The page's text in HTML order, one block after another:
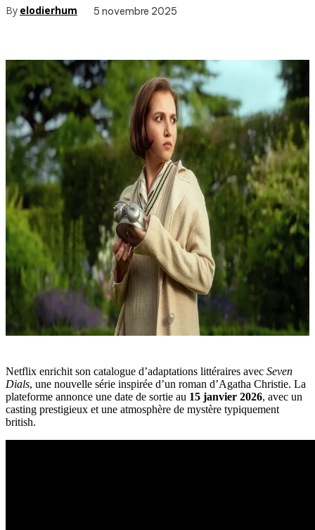
By elodierhum 5 novembre 2025
Netflix enrichit son catalogue d’adaptations littéraires avec Seven
Dials, une nouvelle série inspirée d’un roman d’Agatha Christie. La
plateforme annonce une date de sortie au 15 janvier 2026, avec un
casting prestigieux et une atmosphère de mystère typiquement
british.